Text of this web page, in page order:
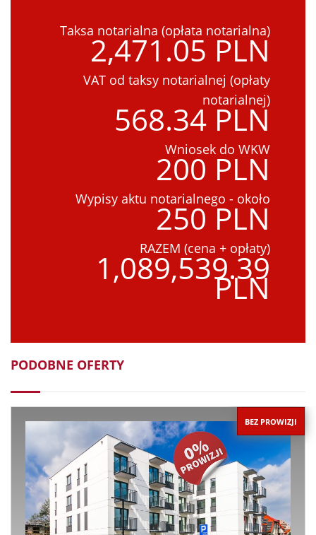
Taksa notarialna (opłata notarialna)
2,471.05 PLN
VAT od taksy notarialnej (opłaty
notarialnej)
568.34 PLN
Wniosek do WKW
200 PLN
Wypisy aktu notarialnego - około
250 PLN
RAZEM (cena + opłaty)
1,089,539.39
PLN
PODOBNE OFERTY
BEZ PROWIZJI